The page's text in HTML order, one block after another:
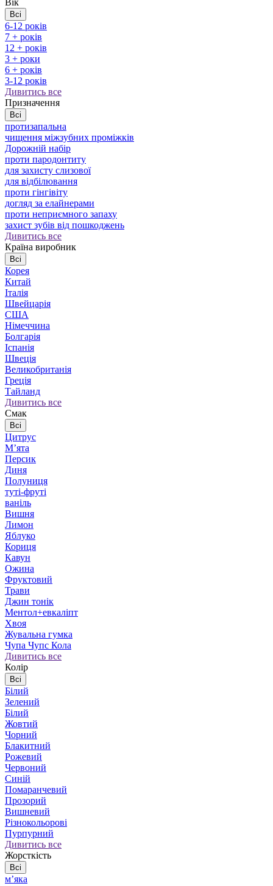
Вік
Всі
6-12 років
7 + років
12 + років
3 + роки
6 + років
3-12 років
Дивитись все
Призначення
Всі
протизапальна
чищення міжзубних проміжків
Дорожній набір
проти пародонтиту
для захисту слизової
для відбілювання
проти гінгівіту
догляд за елайнерами
проти неприємного запаху
захист зубів від пошкоджень
Дивитись все
Країна виробник
Всі
Корея
Китай
Італія
Швейцарія
США
Німеччина
Болгарія
Іспанія
Швеція
Великобританія
Греція
Тайланд
Дивитись все
Смак
Всі
Цитрус
Мʼята
Персик
Диня
Полуниця
туті-фруті
ваніль
Вишня
Лимон
Яблуко
Кориця
Кавун
Ожина
Фруктовий
Трави
Джин тонік
Ментол+евкаліпт
Хвоя
Жувальна гумка
Чупа Чупс Кола
Дивитись все
Колір
Всі
Білий
Зелений
Білий
Жовтий
Чорний
Блакитний
Рожевий
Червоний
Синій
Помаранчевий
Прозорий
Вишневий
Різнокольорові
Пурпурний
Дивитись все
Жорсткість
Всі
мʼяка